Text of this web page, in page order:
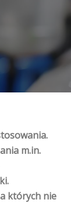
m.in.
których nie